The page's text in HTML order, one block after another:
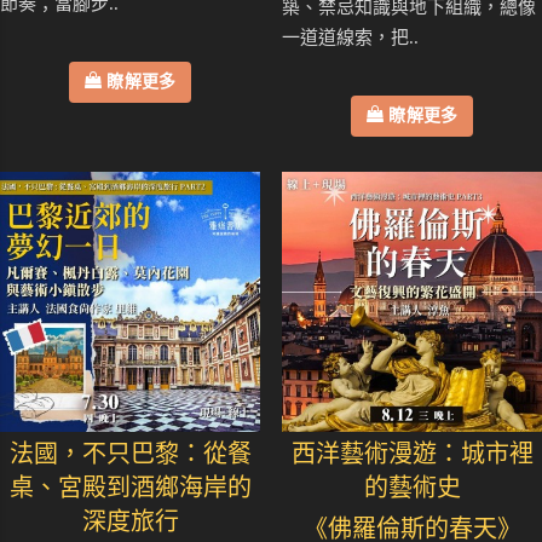
節奏；當腳步..
瞭解更多
築、禁忌知識與地下組織，總像
一道道線索，把..
瞭解更多
法國，不只巴黎：從餐
桌、宮殿到酒鄉海岸的
深度旅行
西洋藝術漫遊：城市裡
的藝術史
《佛羅倫斯的春天》